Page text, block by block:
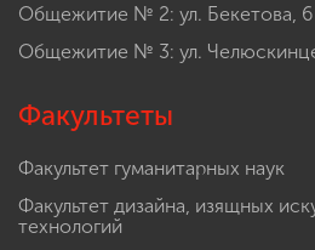
Общежитие № 2: ул. Бекетова, 6
Общежитие № 3: ул.
Факультеты
Факультет гуманитарных наук
Факультет дизайна, изящных
технологий